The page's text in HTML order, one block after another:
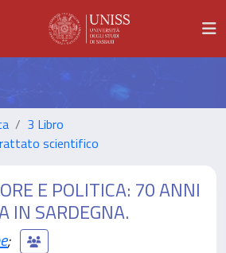
3 Libro
scientifico
E POLITICA: 70 ANNI
IN SARDEGNA.
;